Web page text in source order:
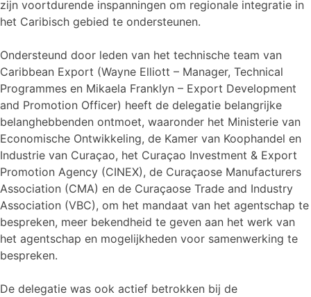
zijn voortdurende inspanningen om regionale integratie in
het Caribisch gebied te ondersteunen.
Ondersteund door leden van het technische team van
Caribbean Export (Wayne Elliott – Manager, Technical
Programmes en Mikaela Franklyn – Export Development
and Promotion Officer) heeft de delegatie belangrijke
belanghebbenden ontmoet, waaronder het Ministerie van
Economische Ontwikkeling, de Kamer van Koophandel en
Industrie van Curaçao, het Curaçao Investment & Export
Promotion Agency (CINEX), de Curaçaose Manufacturers
Association (CMA) en de Curaçaose Trade and Industry
Association (VBC), om het mandaat van het agentschap te
bespreken, meer bekendheid te geven aan het werk van
het agentschap en mogelijkheden voor samenwerking te
bespreken.
De delegatie was ook actief betrokken bij de